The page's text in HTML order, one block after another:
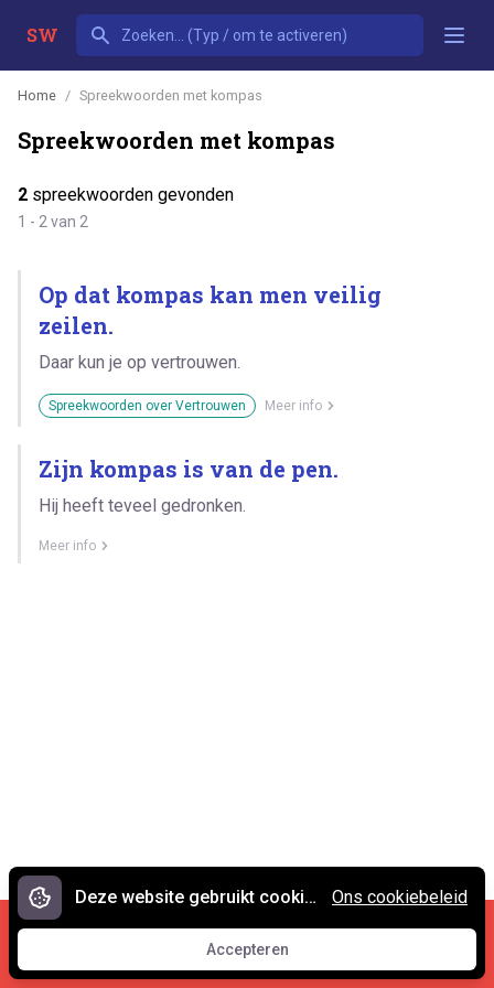
SW
Home Spreekwoorden met kompas
Spreekwoorden met kompas
2 spreekwoorden gevonden
1 - 2 van 2
Op dat kompas kan men veilig
zeilen.
Daar kun je op vertrouwen.
Spreekwoorden over Vertrouwen Meer info
Zijn kompas is van de pen.
Hij heeft teveel gedronken.
Meer info
Cookies en privacy •
Contact
© 2007 - 2026 Spreekwoorden.nl
Deze website gebruikt cookies.
Accepteren
Accepteren
Ons cookiebeleid